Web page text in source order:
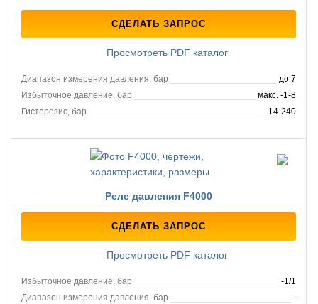
СДЕЛАТЬ ЗАПРОС
Просмотреть PDF каталог
Диапазон измерения давления, бар
до 7
Избыточное давление, бар
макс. -1-8
Гистерезис, бар
14-240
Реле давления F4000
СДЕЛАТЬ ЗАПРОС
Просмотреть PDF каталог
Избыточное давление, бар
-1/1
Диапазон измерения давления, бар
-